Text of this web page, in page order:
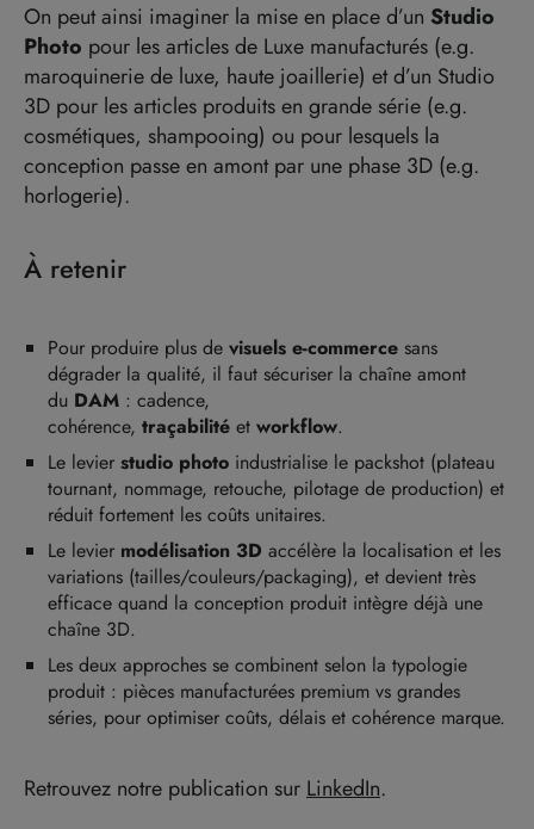
On peut ainsi imaginer la mise en place d’un Studio
Photo pour les articles de Luxe manufacturés (e.g.
maroquinerie de luxe, haute joaillerie) et d’un Studio
3D pour les articles produits en grande série (e.g.
cosmétiques, shampooing) ou pour lesquels la
conception passe en amont par une phase 3D (e.g.
horlogerie).
À retenir
Pour produire plus de visuels e-commerce sans
dégrader la qualité, il faut sécuriser la chaîne amont
du DAM : cadence,
cohérence, traçabilité et workflow.
Le levier studio photo industrialise le packshot (plateau
tournant, nommage, retouche, pilotage de production) et
réduit fortement les coûts unitaires.
Le levier modélisation 3D accélère la localisation et les
variations (tailles/couleurs/packaging), et devient très
efficace quand la conception produit intègre déjà une
chaîne 3D.
Les deux approches se combinent selon la typologie
produit : pièces manufacturées premium vs grandes
séries, pour optimiser coûts, délais et cohérence marque.
Retrouvez notre publication sur LinkedIn.